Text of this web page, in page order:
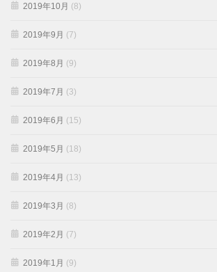
2019年10月 (8)
2019年9月 (7)
2019年8月 (9)
2019年7月 (3)
2019年6月 (15)
2019年5月 (18)
2019年4月 (13)
2019年3月 (8)
2019年2月 (7)
2019年1月 (9)